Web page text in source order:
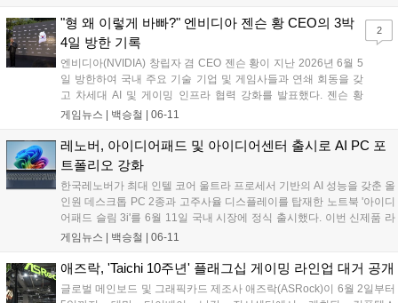
는 사용자를 겨냥해, 주머니에 들어가는 컴팩트한 크기와 강화된
배터리 효율을 갖춘 것이 특징이다. 터치 패널을 통한 정밀한 조
작과 최대 3대의 기기를 동시에 연결하는 이지 스위치 기능을 지
원해 멀티 디바이스 환경에서의 생산성을 한층 끌어올렸다....
"형 왜 이렇게 바빠?" 엔비디아 젠슨 황 CEO의 3박
4일 방한 기록
엔비디아(NVIDIA) 창립자 겸 CEO 젠슨 황이 지난 2026년 6월 5
일 방한하여 국내 주요 기술 기업 및 게임사들과 연쇄 회동을 갖
고 차세대 AI 및 게이밍 인프라 협력 강화를 발표했다. 젠슨 황
CEO는 e스포츠 구단 T1의 배이스캠프를 비롯한 서울 주요 PC방
스파크(RTX Spark)'를 게이머들에게 공개했다. 이번 방한은 한국
의 강력한 IT 인프라를 기반으로 차세대 그래픽 기술 및 AI 생태계
의 글로벌 거점을 공고히 하기 위해 마련됐다....
게임뉴스 | 백승철 06-11
2
레노버, 아이디어패드 및 아이디어센터 출시로 AI PC 포
트폴리오 강화
한국레노버가 최대 인텔 코어 울트라 프로세서 기반의 AI 성능을 갖춘 올
인원 데스크톱 PC 2종과 고주사율 디스플레이를 탑재한 노트북 '아이디
어패드 슬림 3i'를 6월 11일 국내 시장에 정식 출시했다. 이번 신제품 라
인업은 인텔의 최신 프로세서와 향상된 내장 그래픽을 통해 일상적인 업
레이 환경까지 폭넓게 지원하는 것이 특징이다....
게임뉴스 | 백승철 06-11
애즈락, 'Taichi 10주년' 플래그십 게이밍 라인업 대거 공개
글로벌 메인보드 및 그래픽카드 제조사 애즈락(ASRock)이 6월 2일부터